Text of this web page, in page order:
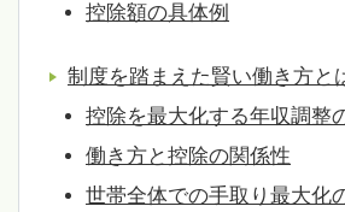
控除額の具体例
制度を踏まえた賢い働き方と
控除を最大化する年収調整
働き方と控除の関係性
世帯全体での手取り最大化